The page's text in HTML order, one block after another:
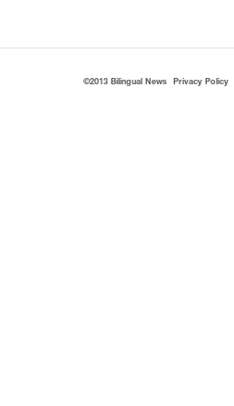
©2013 Bilingual News Privacy Policy